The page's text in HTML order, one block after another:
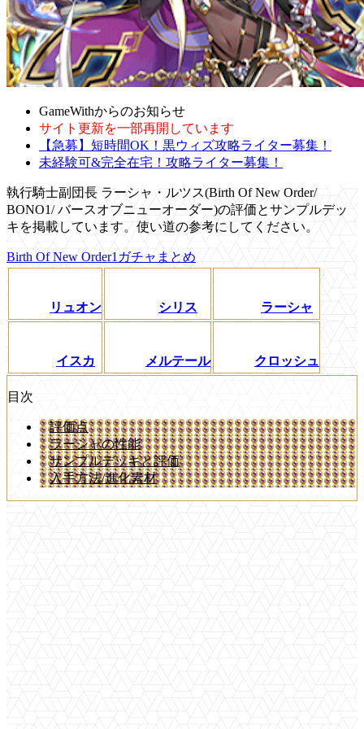
GameWithからのお知らせ
サイト更新を一部再開しています
【急募】短時間OK！黒ウィズ攻略ライター募集！
未経験可&完全在宅！攻略ライター募集！
執行騎士副団長 ラーシャ・ルツス(Birth Of New Order/
BONO1/ バースオブニューオーダー)の評価とサンプルデッ
キを掲載しています。使い道の参考にしてください。
Birth Of New Order1ガチャまとめ
リュオン シリス ラーシャ
イスカ メルテール クロッシュ
目次
評価点
ラーシャの性能
サンプルデッキと評価
入手方法/進化素材